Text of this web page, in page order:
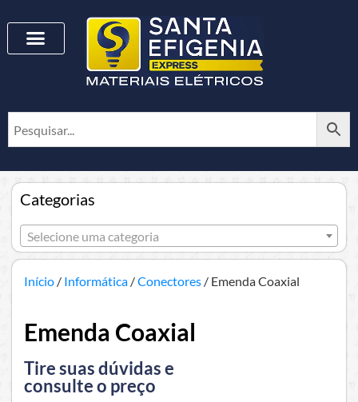
Categorias
Selecione uma categoria
Início / Informática /Conectores / Emenda Coaxial
Emenda Coaxial
Tire suas dúvidas e
consulte o preço